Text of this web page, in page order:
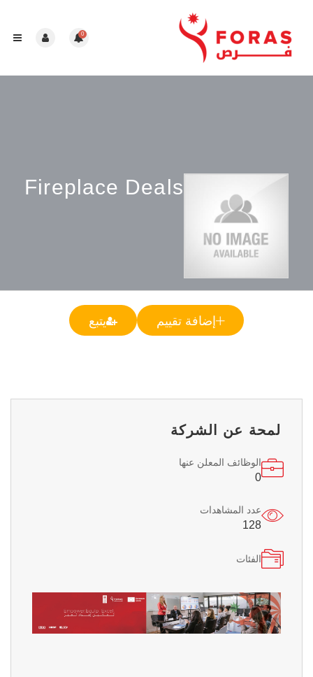
0
Fireplace Deals
إضافة تقييم يتبع
لمحة عن الشركة
الوظائف المعلن عنها
0
عدد المشاهدات
128
الفئات